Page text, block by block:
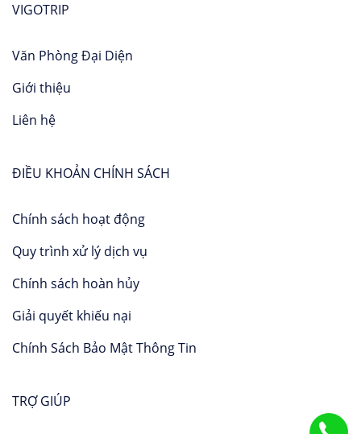
VIGOTRIP
Văn Phòng Đại Diện
Giới thiệu
Liên hệ
ĐIỀU KHOẢN CHÍNH SÁCH
Chính sách hoạt động
Quy trình xử lý dịch vụ
Chính sách hoàn hủy
Giải quyết khiếu nại
Chính Sách Bảo Mật Thông Tin
TRỢ GIÚP